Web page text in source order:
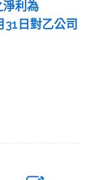
利為
日對乙公司